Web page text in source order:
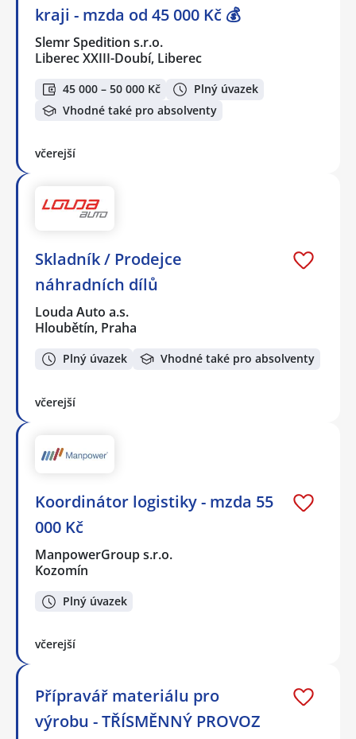
kraji - mzda od 45 000 Kč 💰
Slemr Spedition s.r.o.
Liberec XXIII-Doubí, Liberec
45 000 – 50 000 Kč
Plný úvazek
Vhodné také pro absolventy
včerejší
Skladník / Prodejce
náhradních dílů
Louda Auto a.s.
Hloubětín, Praha
Plný úvazek Vhodné také pro absolventy
včerejší
Koordinátor logistiky - mzda 55
000 Kč
ManpowerGroup s.r.o.
Kozomín
Plný úvazek
včerejší
Přípravář materiálu pro
výrobu - TŘÍSMĚNNÝ PROVOZ